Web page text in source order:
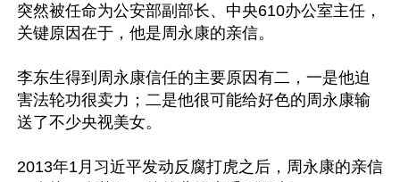
突然被任命为公安部副部长、中央610办公室主任，
关键原因在于，他是周永康的亲信。
李东生得到周永康信任的主要原因有二，一是他迫
害法轮功很卖力；二是他很可能给好色的周永康输
送了不少央视美女。
2013年1月习近平发动反腐打虎之后，周永康的亲信